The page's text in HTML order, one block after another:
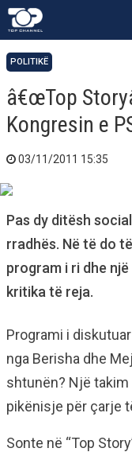
POLITIKË
â€œTop
Kongresin e
03/11/2011 15:35
Pas dy ditësh
rradhës. Në të do
program i ri dhe
kritika të reja.
Programi i
nga Berisha dhe
shtunën? Një
pikënisje për çarje
Sonte në “Top